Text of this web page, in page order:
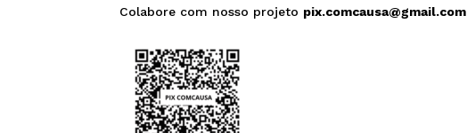
Colabore com nosso projeto pix.comcausa@gmail.com